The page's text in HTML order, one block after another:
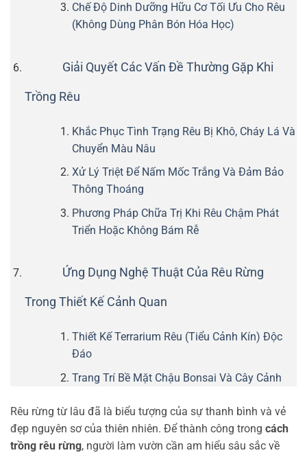
Chế Độ Dinh Dưỡng Hữu Cơ Tối Ưu Cho Rêu
(Không Dùng Phân Bón Hóa Học)
Giải Quyết Các Vấn Đề Thường Gặp Khi
Trồng Rêu
Khắc Phục Tình Trạng Rêu Bị Khô, Cháy Lá Và
Chuyển Màu Nâu
Xử Lý Triệt Để Nấm Mốc Trắng Và Đảm Bảo
Thông Thoáng
Phương Pháp Chữa Trị Khi Rêu Chậm Phát
Triển Hoặc Không Bám Rễ
Ứng Dụng Nghệ Thuật Của Rêu Rừng
Trong Thiết Kế Cảnh Quan
Thiết Kế Terrarium Rêu (Tiểu Cảnh Kín) Độc
Đáo
Trang Trí Bề Mặt Chậu Bonsai Và Cây Cảnh
Rêu rừng từ lâu đã là biểu tượng của sự thanh bình và vẻ
đẹp nguyên sơ của thiên nhiên. Để thành công trong cách
trồng rêu rừng, người làm vườn cần am hiểu sâu sắc về